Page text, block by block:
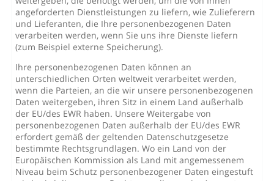
angeforderten Dienstleistungen zu liefern, wie Zulieferern
und Lieferanten, die Ihre personenbezogenen Daten
verarbeiten werden, wenn Sie uns ihre Dienste liefern
(zum Beispiel externe Speicherung).
Ihre personenbezogenen Daten können an
unterschiedlichen Orten weltweit verarbeitet werden,
wenn die Parteien, an die wir unsere personenbezogenen
Daten weitergeben, ihren Sitz in einem Land außerhalb
der EU/des EWR haben. Unsere Weitergabe von
personenbezogenen Daten außerhalb der EU/des EWR
erfordert gemäß der geltenden Datenschutzgesetze
bestimmte Rechtsgrundlagen. Wo ein Land von der
Europäischen Kommission als Land mit angemessenem
Niveau beim Schutz personenbezogener Daten eingestuft